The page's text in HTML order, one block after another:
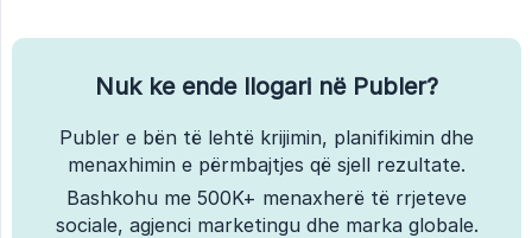
Nuk ke ende llogari në Publer?
Publer e bën të lehtë krijimin, planifikimin dhe
menaxhimin e përmbajtjes që sjell rezultate.
Bashkohu me 500K+ menaxherë të rrjeteve
sociale, agjenci marketingu dhe marka globale.